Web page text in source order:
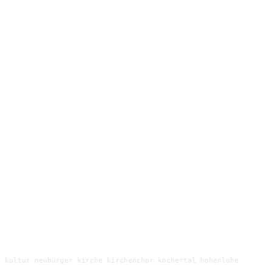
neubürger kirche kirchenchor kochertal hohenlohe